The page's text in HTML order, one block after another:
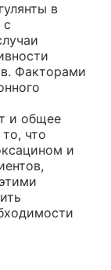
в
с
Факторами
и общее
что
и